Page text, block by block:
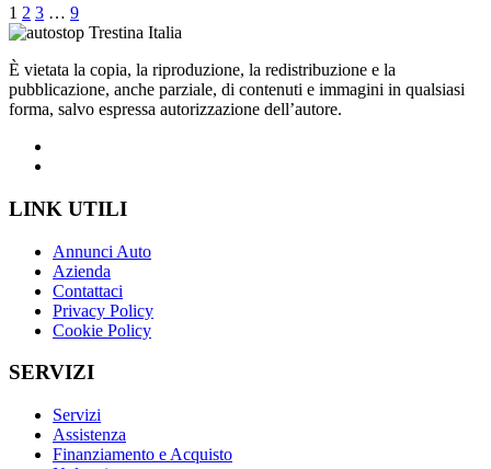
1 2 3 … 9
È vietata la copia, la riproduzione, la redistribuzione e la
pubblicazione, anche parziale, di contenuti e immagini in qualsiasi
forma, salvo espressa autorizzazione dell’autore.
LINK UTILI
Annunci Auto
Azienda
Contattaci
Privacy Policy
Cookie Policy
SERVIZI
Servizi
Assistenza
Finanziamento e Acquisto